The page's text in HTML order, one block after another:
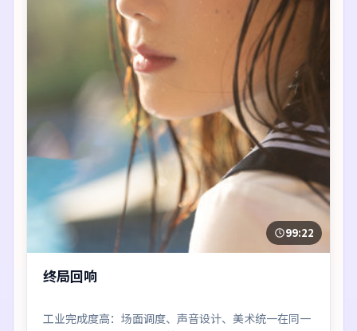
99:22
终局回响
工业完成度高：场面调度、声音设计、美术统一在同一